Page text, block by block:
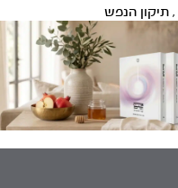
, תיקון הנפש